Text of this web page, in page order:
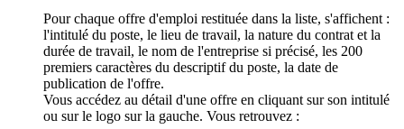
Pour chaque offre d'emploi restituée dans la liste, s'affichent :
l'intitulé du poste, le lieu de travail, la nature du contrat et la
durée de travail, le nom de l'entreprise si précisé, les 200
premiers caractères du descriptif du poste, la date de
publication de l'offre.
Vous accédez au détail d'une offre en cliquant sur son intitulé
ou sur le logo sur la gauche. Vous retrouvez :